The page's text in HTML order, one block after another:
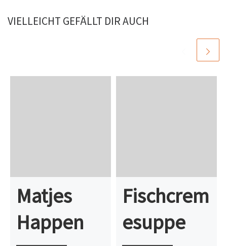
VIELLEICHT GEFÄLLT DIR AUCH
Matjes
Happen
Fischcrem
esuppe